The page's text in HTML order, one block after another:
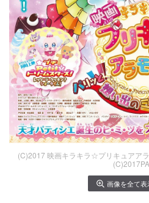
(C)2017 映画キラキラ☆プリキュアア
画像を全て表